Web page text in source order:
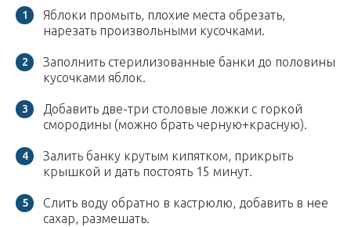
Яблоки промыть, плохие места обрезать,
нарезать произвольными кусочками.
Заполнить стерилизованные банки до половины
кусочками яблок.
Добавить две-три столовые ложки с горкой
смородины (можно брать черную+красную).
Залить банку крутым кипятком, прикрыть
крышкой и дать постоять 15 минут.
Слить воду обратно в кастрюлю, добавить в нее
сахар, размешать.